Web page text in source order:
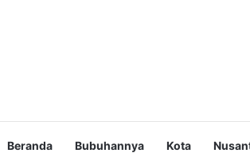
Beranda Bubuhannya Kota